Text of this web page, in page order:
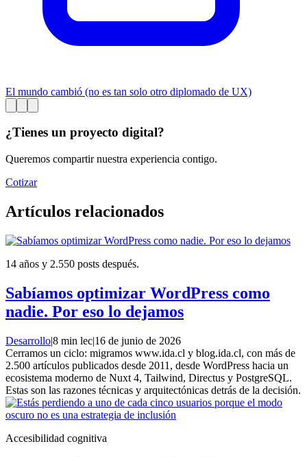
El mundo cambió (no es tan solo otro diplomado de UX)
¿Tienes un proyecto digital?
Queremos compartir nuestra experiencia contigo.
Cotizar
Artículos relacionados
14 años y 2.550 posts después.
Sabíamos optimizar WordPress como
nadie. Por eso lo dejamos
Desarrollo|8 min lec|16 de junio de 2026
Cerramos un ciclo: migramos www.ida.cl y blog.ida.cl, con más de
2.500 artículos publicados desde 2011, desde WordPress hacia un
ecosistema moderno de Nuxt 4, Tailwind, Directus y PostgreSQL.
Estas son las razones técnicas y arquitectónicas detrás de la decisión.
Accesibilidad cognitiva